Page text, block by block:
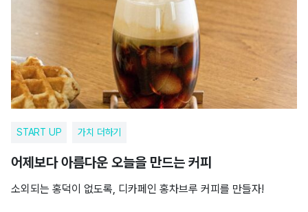
START UP 가치 더하기
어제보다 아름다운 오늘을 만드는 커피
소외되는 홍덕이 없도록, 디카페인 홍차브루 커피를 만들자!